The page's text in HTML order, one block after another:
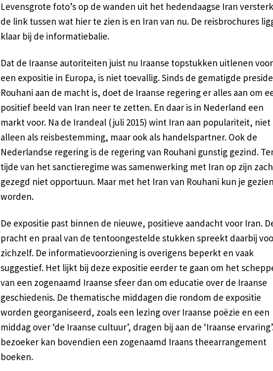
Levensgrote foto’s op de wanden uit het hedendaagse Iran
de link tussen wat hier te zien is en Iran van nu. De reisbrochures
klaar bij de informatiebalie.
Dat de Iraanse autoriteiten juist nu Iraanse topstukken uitlenen voor
een expositie in Europa, is niet toevallig. Sinds de gematigde
Rouhani aan de macht is, doet de Iraanse regering er alles aan om
positief beeld van Iran neer te zetten. En daar is in Nederland een
markt voor. Na de Irandeal (juli 2015) wint Iran aan populariteit, niet
alleen als reisbestemming, maar ook als handelspartner. Ook de
Nederlandse regering is de regering van Rouhani gunstig gezind.
tijde van het sanctieregime was samenwerking met Iran op zijn
gezegd niet opportuun. Maar met het Iran van Rouhani kun je gezien
worden.
De expositie past binnen de nieuwe, positieve aandacht voor Iran.
pracht en praal van de tentoongestelde stukken spreekt daarbij
zichzelf. De informatievoorziening is overigens beperkt en vaak
suggestief. Het lijkt bij deze expositie eerder te gaan om het
van een zogenaamd Iraanse sfeer dan om educatie over de Iraanse
geschiedenis. De thematische middagen die rondom de expositie
worden georganiseerd, zoals een lezing over Iraanse poëzie en een
middag over ‘de Iraanse cultuur’, dragen bij aan de ‘Iraanse
bezoeker kan bovendien een zogenaamd Iraans theearrangement
boeken.